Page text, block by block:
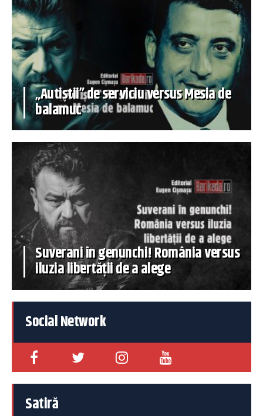
„Autiștii” de serviciu versus Mesia de
balamuc
Suverani în genunchi! România versus
iluzia libertății de a alege
Social Network
Satiră